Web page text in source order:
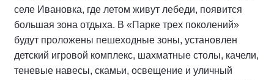
селе Ивановка, где летом живут лебеди, появится
большая зона отдыха. В «Парке трех поколений»
будут проложены пешеходные зоны, установлен
детский игровой комплекс, шахматные столы, качели,
теневые навесы, скамьи, освещение и уличный